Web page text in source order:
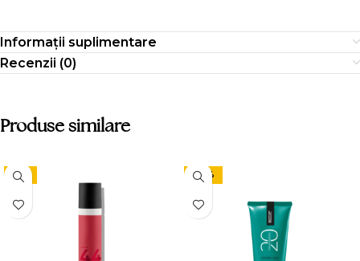
Informații suplimentare
Recenzii (0)
Produse similare
-9% -24%